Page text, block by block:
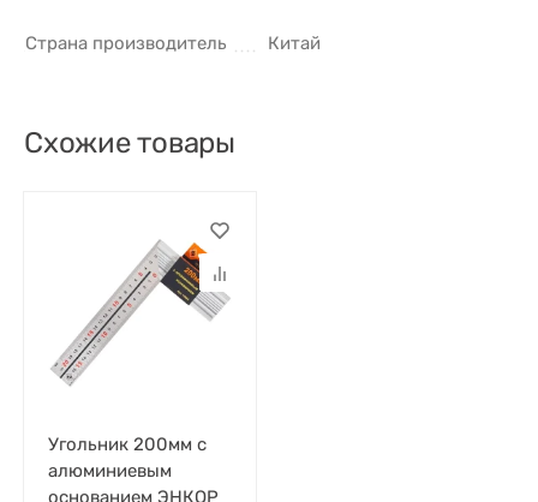
Страна производитель Китай
Cхожие товары
Угольник 200мм с
алюминиевым